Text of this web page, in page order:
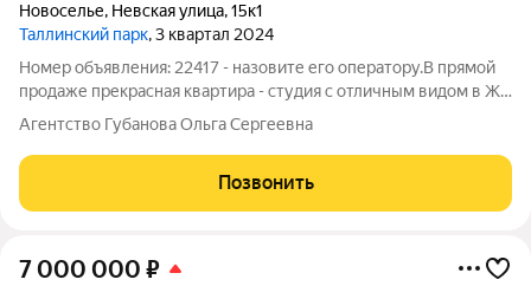
Новоселье, Невская улица,15к1
Таллинский парк, 3 квартал 2024
Номер объявления: 22417 - назовите его оператору.В прямой
продаже прекрасная квартира - студия с отличным видом в ЖК
"Таллинский парк" Пpеимущества квaртиpы: средний этaж,
удобная и продуманная планировка, большая площадь 27,1 кв.м
без учета балкона,
Агентство Губанова Ольга Сергеевна
Позвонить
7 000 000 ₽